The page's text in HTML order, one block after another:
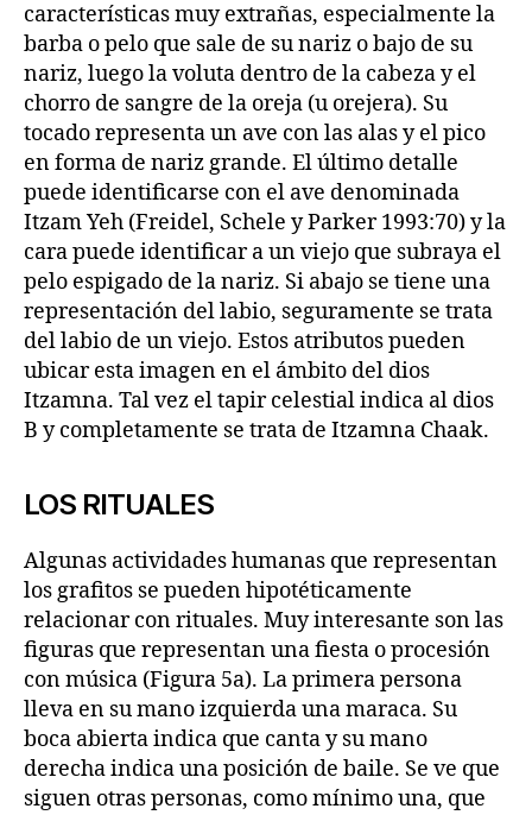
características muy extrañas, especialmente la
barba o pelo que sale de su nariz o bajo de su
nariz, luego la voluta dentro de la cabeza y el
chorro de sangre de la oreja (u orejera). Su
tocado representa un ave con las alas y el pico
en forma de nariz grande. El último detalle
puede identificarse con el ave denominada
Itzam Yeh (Freidel, Schele y Parker 1993:70) y la
cara puede identificar a un viejo que subraya el
pelo espigado de la nariz. Si abajo se tiene una
representación del labio, seguramente se trata
del labio de un viejo. Estos atributos pueden
ubicar esta imagen en el ámbito del dios
Itzamna. Tal vez el tapir celestial indica al dios
B y completamente se trata de Itzamna Chaak.
LOS RITUALES
Algunas actividades humanas que representan
los grafitos se pueden hipotéticamente
relacionar con rituales. Muy interesante son las
figuras que representan una fiesta o procesión
con música (Figura 5a). La primera persona
lleva en su mano izquierda una maraca. Su
boca abierta indica que canta y su mano
derecha indica una posición de baile. Se ve que
siguen otras personas, como mínimo una, que